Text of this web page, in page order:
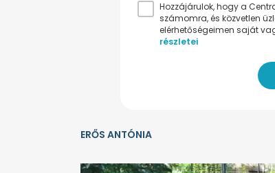
Hozzájárulok, hogy a
számomra, és közvetlen
elérhetőségeimen saját
részletei
ERŐS ANTÓNIA